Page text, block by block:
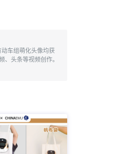
车组萌化头像均获
头条等视频创作。